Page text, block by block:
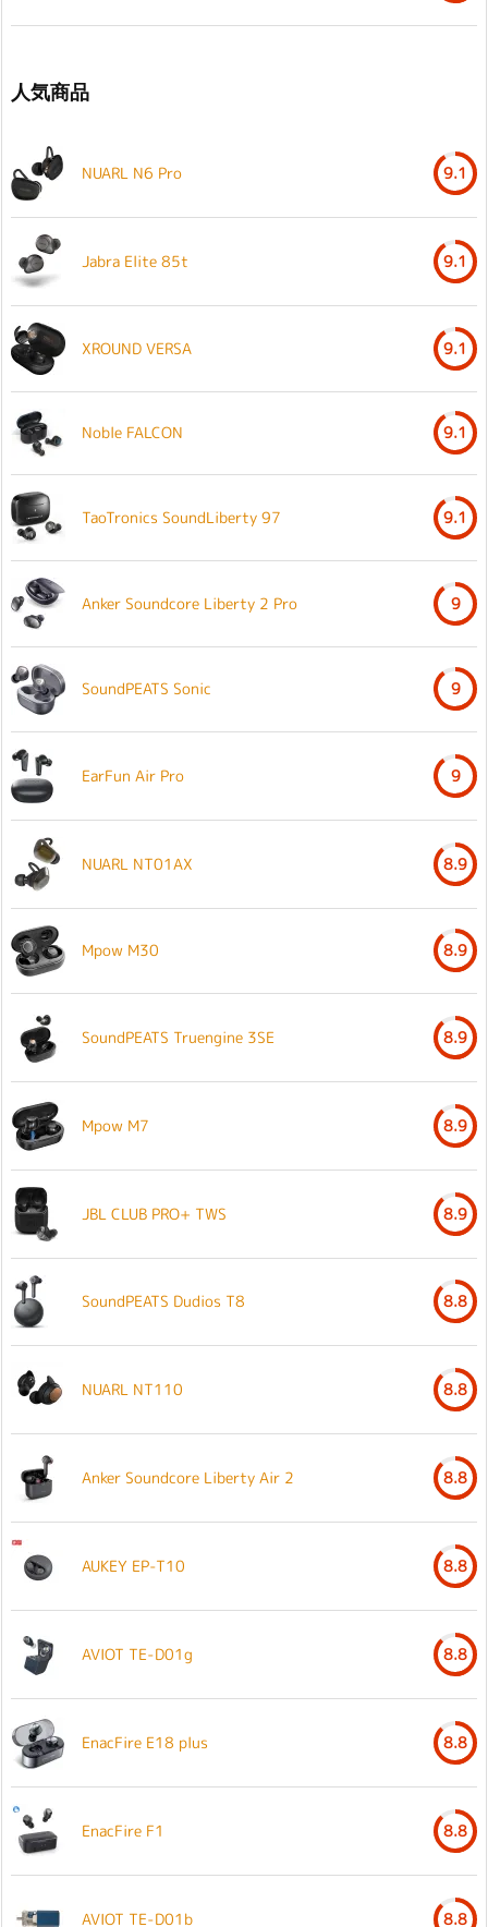
人気商品
NUARL N6 Pro 9.1
Jabra Elite 85t 9.1
XROUND VERSA 9.1
Noble FALCON 9.1
TaoTronics SoundLiberty 97 9.1
Anker Soundcore Liberty 2 Pro 9
SoundPEATS Sonic 9
EarFun Air Pro 9
NUARL NT01AX 8.9
Mpow M30 8.9
SoundPEATS Truengine 3SE 8.9
Mpow M7 8.9
JBL CLUB PRO+ TWS 8.9
SoundPEATS Dudios T8 8.8
NUARL NT110 8.8
Anker Soundcore Liberty Air 2 8.8
AUKEY EP-T10 8.8
AVIOT TE-D01g 8.8
EnacFire E18 plus 8.8
EnacFire F1 8.8
AVIOT TE-D01b 8.8